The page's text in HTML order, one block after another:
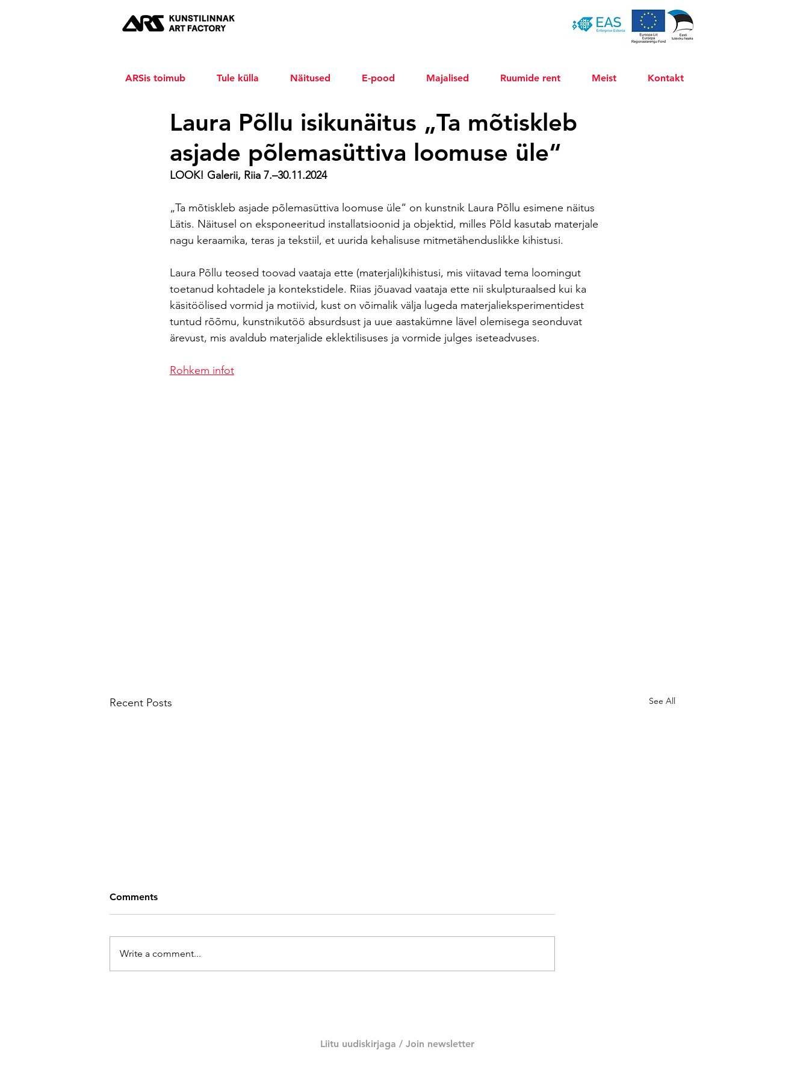
ARSis toimub Tule külla Näitused E-pood Majalised Ruumide rent Meist Kontakt
Laura Põllu isikunäitus „Ta mõtiskleb
asjade põlemasüttiva loomuse üle“
LOOK! Galerii, Riia 7.–30.11.2024
„Ta mõtiskleb asjade põlemasüttiva loomuse üle“ on kunstnik Laura Põllu esimene näitus
Lätis. Näitusel on eksponeeritud installatsioonid ja objektid, milles Põld kasutab materjale
nagu keraamika, teras ja tekstiil, et uurida kehalisuse mitmetähenduslikke kihistusi.
Laura Põllu teosed toovad vaataja ette (materjali)kihistusi, mis viitavad tema loomingut
toetanud kohtadele ja kontekstidele. Riias jõuavad vaataja ette nii skulpturaalsed kui ka
käsitöölised vormid ja motiivid, kust on võimalik välja lugeda materjalieksperimentidest
tuntud rõõmu, kunstnikutöö absurdsust ja uue aastakümne lävel olemisega seonduvat
ärevust, mis avaldub materjalide eklektilisuses ja vormide julges iseteadvuses.
Rohkem infot
Recent Posts See All
Comments
Write a comment...
Liitu uudiskirjaga / Join newsletter